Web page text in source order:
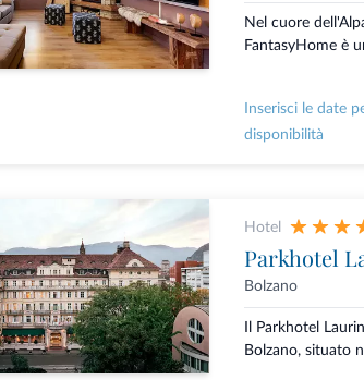
Nel cuore
FantasyHome è
Inserisci le date
disponibilità
Hotel
Parkhotel
Bolzano
Il Parkhotel
Bolzano, situato